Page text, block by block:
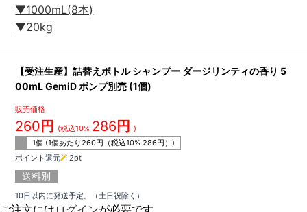
▼1000mL(8本)
▼20kg
【受注生産】詰替えボトル シャンプー ダージリンティの香り 5
00mL GemiD ポンプ別売 (1個)
販売価格
260 円 (税込10% 286円 )
1個 (1個あたり260円（税込10%286円）)
ポイント還元
2pt
送料別
10日以内に発送予定。（土日祝除く）
ご注文には ログインが必要です